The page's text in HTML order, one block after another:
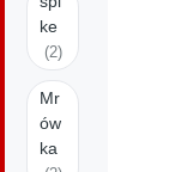
ke
(2)
Mr
ów
ka